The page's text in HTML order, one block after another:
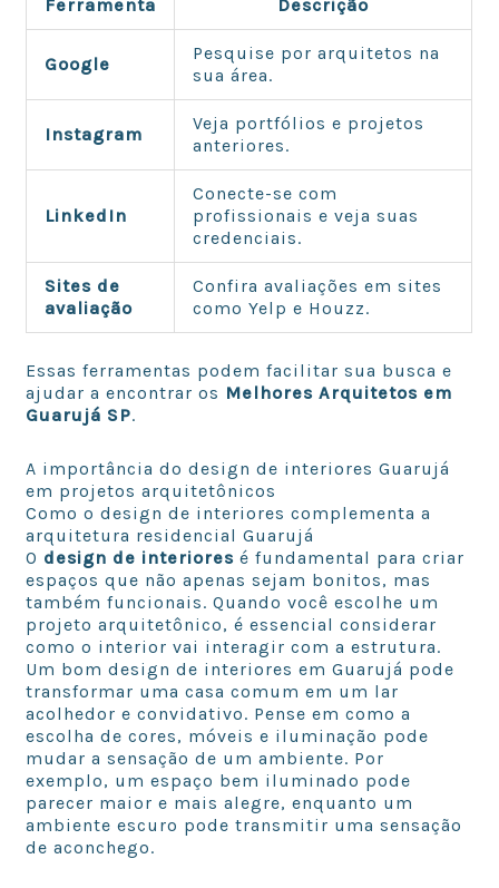
Ferramenta Descrição
Google
Pesquise por arquitetos na
sua área.
Instagram
Veja portfólios e projetos
anteriores.
LinkedIn
Conecte-se com
profissionais e veja suas
credenciais.
Sites de
avaliação
Confira avaliações em sites
como Yelp e Houzz.
Essas ferramentas podem facilitar sua busca e
ajudar a encontrar os Melhores Arquitetos em
Guarujá SP.
A importância do design de interiores Guarujá
em projetos arquitetônicos
Como o design de interiores complementa a
arquitetura residencial Guarujá
O design de interiores é fundamental para criar
espaços que não apenas sejam bonitos, mas
também funcionais. Quando você escolhe um
projeto arquitetônico, é essencial considerar
como o interior vai interagir com a estrutura.
Um bom design de interiores em Guarujá pode
transformar uma casa comum em um lar
acolhedor e convidativo. Pense em como a
escolha de cores, móveis e iluminação pode
mudar a sensação de um ambiente. Por
exemplo, um espaço bem iluminado pode
parecer maior e mais alegre, enquanto um
ambiente escuro pode transmitir uma sensação
de aconchego.